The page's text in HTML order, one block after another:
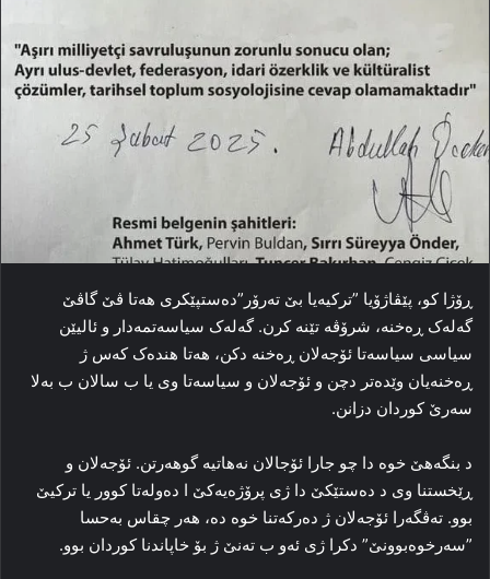
ڕۆژا کو، پێڤاژۆیا ”ترکیه‌یا بێ ته‌رۆر”ده‌ستپێکری هه‌تا ڤێ گاڤێ
گه‌له‌ک ڕه‌خنه‌، شرۆڤه‌ تێنه‌ کرن. گه‌له‌ک سیاسەتمەدار و ئالیێن
سیاسی سیاسه‌تا ئۆجەلان ڕه‌خنه‌ دکن، هه‌تا هنده‌ک که‌س ژ
ڕه‌خنه‌یان وێده‌تر دچن و ئۆجەلان و سیاسه‌تا وی یا ب سالان ب به‌لا
سه‌رێ کوردان دزانن.
د بنگه‌هێ خوه‌ دا چو جارا ئۆجالان نه‌هاتیه‌ گوهه‌رتن. ئۆجەلان و
ڕێخستنا وی د دەستێکێ دا ژی پرۆژه‌یه‌کێ ا ده‌وله‌تا کوور یا ترکیێ
بوو. ته‌ڤگه‌را ئۆجەلان ژ ده‌رکه‌تنا خوه‌ ده‌، هه‌ر چقاس به‌حسا
”سه‌رخوه‌بوونێ” دکرا ژی ئه‌و ب ته‌نێ ژ بۆ خاپاندنا کوردان بوو.